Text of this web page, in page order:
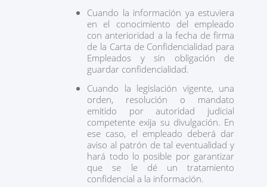
Cuando la información ya estuviera
en el conocimiento del empleado
con anterioridad a la fecha de firma
de la Carta de Confidencialidad para
Empleados y sin obligación de
guardar confidencialidad.
Cuando la legislación vigente, una
orden, resolución o mandato
emitido por autoridad judicial
competente exija su divulgación. En
ese caso, el empleado deberá dar
aviso al patrón de tal eventualidad y
hará todo lo posible por garantizar
que se le dé un tratamiento
confidencial a la información.